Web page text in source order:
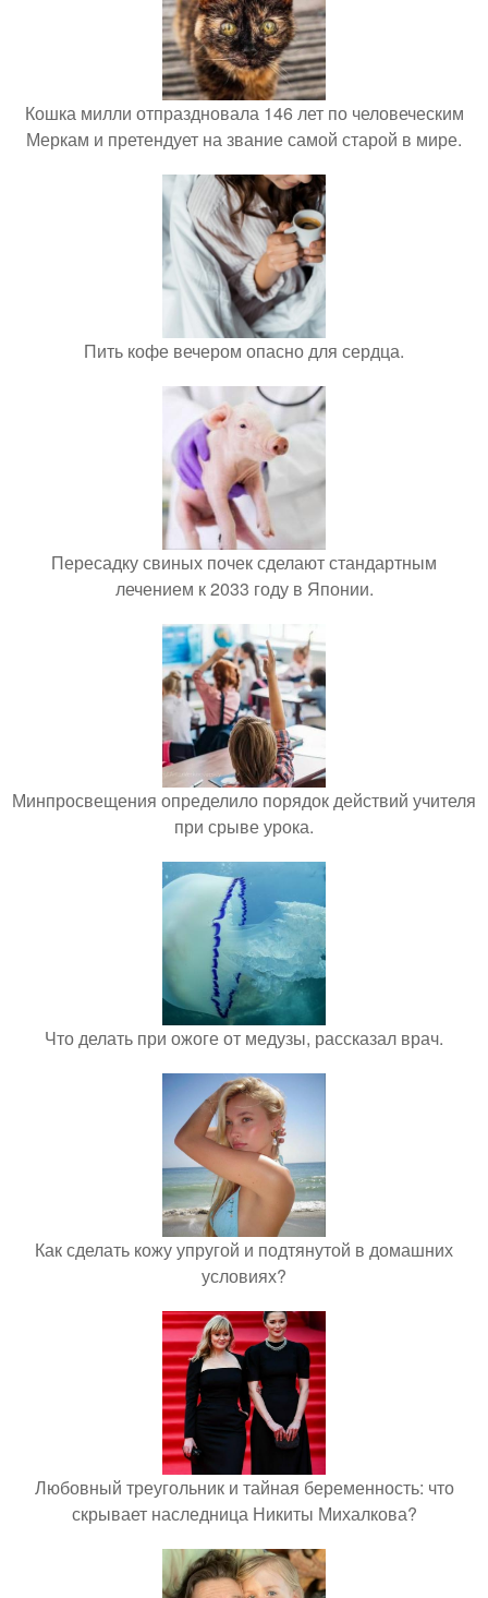
Кошка милли отпраздновала 146 лет по человеческим
Меркам и претендует на звание самой старой в мире.
Пить кофе вечером опасно для сердца.
Пересадку свиных почек сделают стандартным
лечением к 2033 году в Японии.
Минпросвещения определило порядок действий учителя
при срыве урока.
Что делать при ожоге от медузы, рассказал врач.
Как сделать кожу упругой и подтянутой в домашних
условиях?
Любовный треугольник и тайная беременность: что
скрывает наследница Никиты Михалкова?